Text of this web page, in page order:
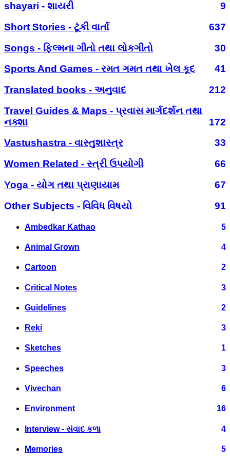
shayari - શાયરી
9
Short Stories - ટૂંકી વાર્તા
637
Songs - ફિલ્મના ગીતો તથા લોકગીતો
30
Sports And Games - રમત ગમત તથા ખેલ કૂદ
41
Translated books - અનુવાદ
212
Travel Guides & Maps - પ્રવાસ માર્ગદર્શન તથા
નક્શા
172
Vastushastra - વાસ્તુશાસ્ત્ર
33
Women Related - સ્ત્રી ઉપયોગી
66
Yoga - યોગ તથા પ્રાણાયામ
67
Other Subjects - વિવિધ વિષયો
91
Ambedkar Kathao 5
Animal Grown 4
Cartoon 2
Critical Notes 3
Guidelines 2
Reki 3
Sketches 1
Speeches 3
Vivechan 6
Environment 16
Interview - સંવાદ કળા 4
Memories 5